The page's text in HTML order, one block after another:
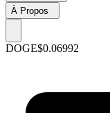
À Propos
DOGE$0.06992